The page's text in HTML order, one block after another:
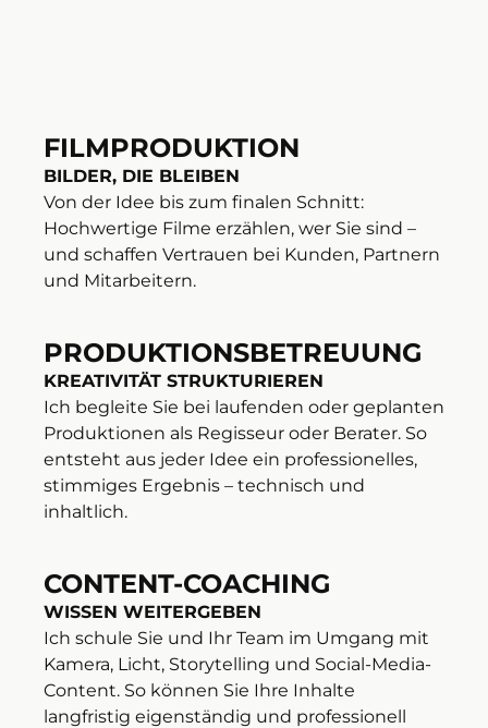
FILMPRODUKTION
BILDER, DIE BLEIBEN
Von der Idee bis zum finalen Schnitt:
Hochwertige Filme erzählen, wer Sie sind –
und schaffen Vertrauen bei Kunden, Partnern
und Mitarbeitern.
PRODUKTIONSBETREUUNG
KREATIVITÄT STRUKTURIEREN
Ich begleite Sie bei laufenden oder geplanten
Produktionen als Regisseur oder Berater. So
entsteht aus jeder Idee ein professionelles,
stimmiges Ergebnis – technisch und
inhaltlich.
CONTENT-COACHING
WISSEN WEITERGEBEN
Ich schule Sie und Ihr Team im Umgang mit
Kamera, Licht, Storytelling und Social-Media-
Content. So können Sie Ihre Inhalte
langfristig eigenständig und professionell